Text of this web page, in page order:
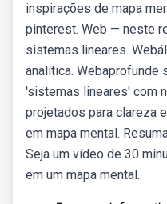
inspirações de mapa
pinterest. Web — neste
sistemas lineares.
analítica. Webaprofunde
'sistemas lineares' com
projetados para clareza
em mapa mental.
Seja um vídeo de 30
em um mapa mental.